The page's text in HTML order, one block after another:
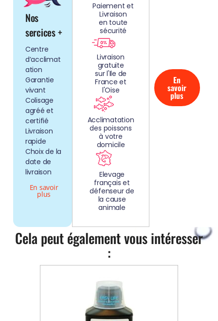
Nos
sercices +
Centre
d’acclimat
ation
Garantie
vivant
Colisage
agréé et
certifié
Livraison
rapide
Choix de la
date de
livraison
En savoir
plus
Paiement et
Livraison
en toute
sécurité
Livraison
gratuite
sur l'Ile de
France et
l'Oise
Acclimatation
des poissons
à votre
domicile
Elevage
français et
défenseur de
la cause
animale
En
savoir
plus
Cela peut également vous intéresser
: